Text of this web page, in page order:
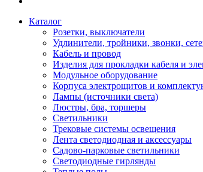
Каталог
Розетки, выключатели
Удлинители, тройники, звонки,
Кабель и провод
Изделия для прокладки кабеля и
Модульное оборудование
Корпуса электрощитов и
Лампы (источники света)
Люстры, бра, торшеры
Светильники
Трековые системы освещения
Лента светодиодная и аксессуары
Садово-парковые светильники
Светодиодные гирлянды